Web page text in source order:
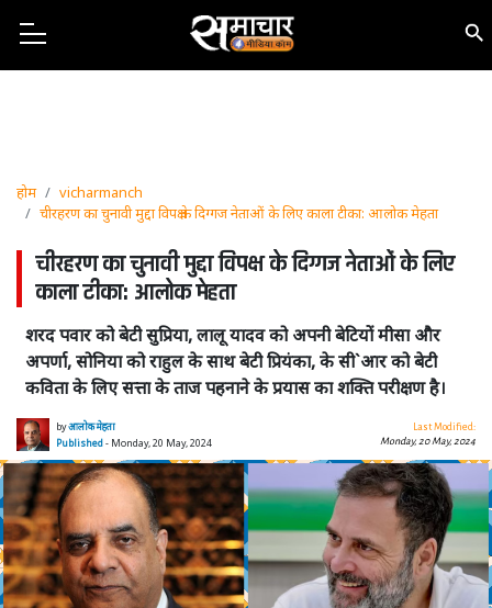
होम
vicharmanch
चीरहरण का चुनावी मुद्दा विपक्ष के दिग्गज नेताओं के लिए काला टीका: आलोक मेहता
चीरहरण का चुनावी मुद्दा विपक्ष के दिग्गज नेताओं के लिए
काला टीका: आलोक मेहता
शरद पवार को बेटी सुप्रिया, लालू यादव को अपनी बेटियों मीसा और
अपर्णा, सोनिया को राहुल के साथ बेटी प्रियंका, के सी`आर को बेटी
कविता के लिए सत्ता के ताज पहनाने के प्रयास का शक्ति परीक्षण है।
byआलोक मेहता
Published- Monday, 20 May, 2024
Last Modified:
Monday, 20 May, 2024